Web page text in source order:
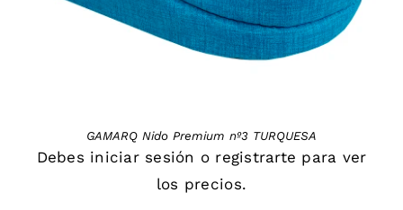
GAMARQ Nido Premium nº3 TURQUESA
Debes iniciar sesión o registrarte para ver
los precios.